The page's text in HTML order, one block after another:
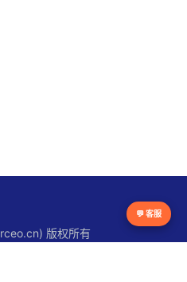
版权所有
💬 客服